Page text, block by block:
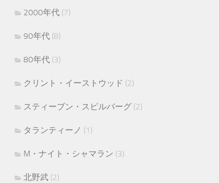
2000年代 (7)
90年代 (8)
80年代 (3)
クリント・イーストウッド (2)
スティーブン・スピルバーグ (2)
タランティーノ (1)
M・ナイト・シャマラン (3)
北野武 (2)